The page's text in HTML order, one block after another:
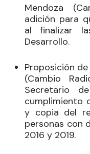
Mendoza
adición para
al finalizar
Desarrollo.
Proposición
(Cambio
Secretario
cumplimiento
y copia del
personas con
2016 y 2019.